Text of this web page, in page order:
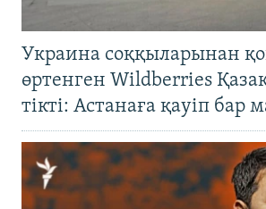
Украина соққыларынан
өртенген Wildberries
тікті: Астанаға қауіп бар